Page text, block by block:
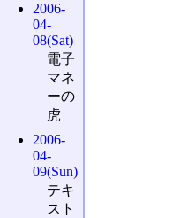
2006-
04-
08(Sat)
電子
マネ
ーの
虎
2006-
04-
09(Sun)
テキ
スト